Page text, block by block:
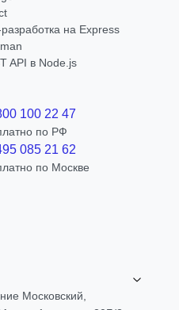
на Express
API в Node.js
100 22 47
по РФ
085 21 62
по Москве
Московский,